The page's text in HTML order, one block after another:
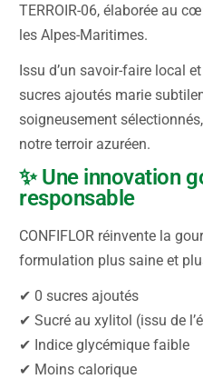
TERROIR-06, élaborée au
les Alpes-Maritimes.
Issu d’un savoir-faire local
sucres ajoutés marie
soigneusement
notre terroir azuréen.
✨ Une innovation
responsable
CONFIFLOR réinvente la
formulation plus saine et
✔ 0 sucres ajoutés
✔ Sucré au xylitol (issu de
✔ Indice glycémique faible
✔ Moins calorique